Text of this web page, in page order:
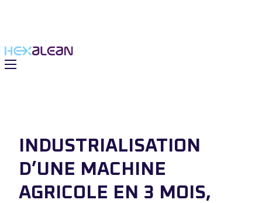
INDUSTRIALISATION
D’UNE MACHINE
AGRICOLE EN 3 MOIS,